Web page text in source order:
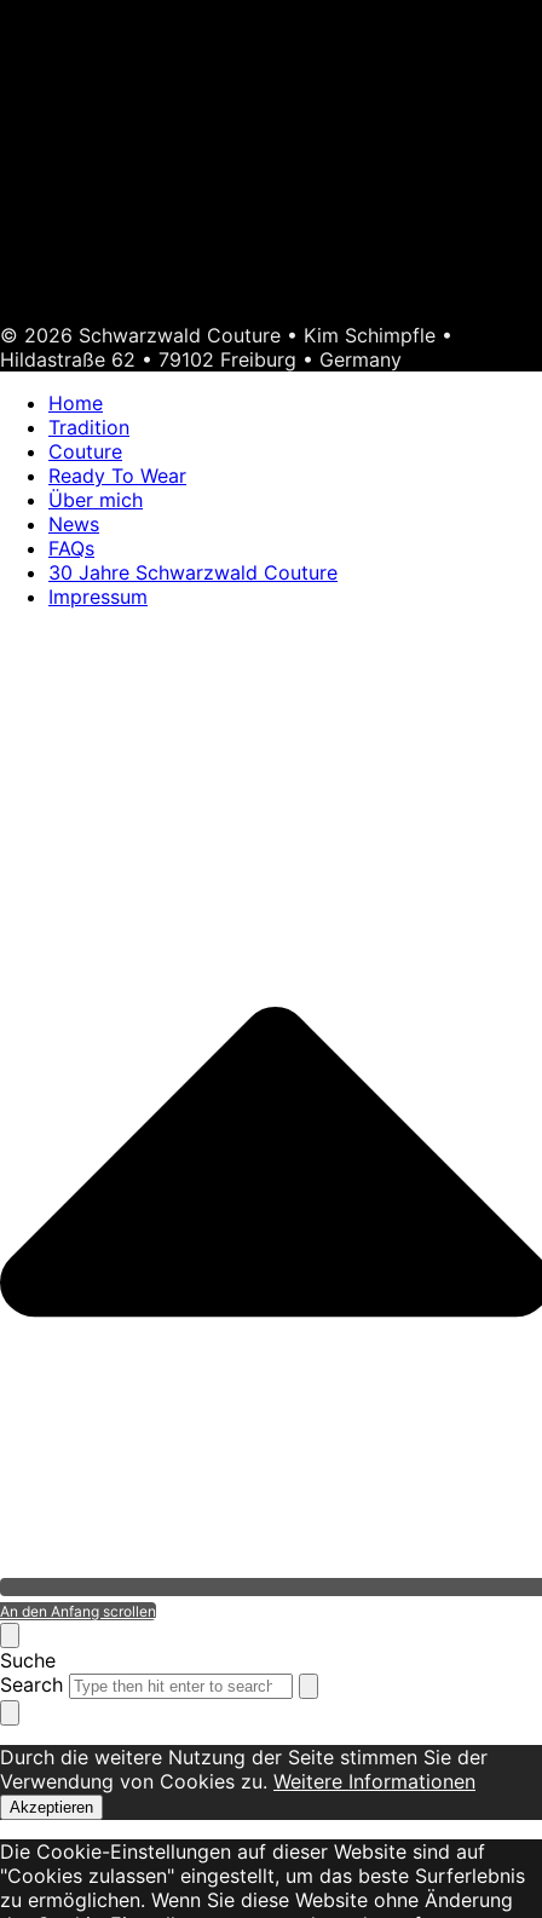
© 2026 Schwarzwald Couture • Kim Schimpfle •
Hildastraße 62 • 79102 Freiburg • Germany
Home
Tradition
Couture
Ready To Wear
Über mich
News
FAQs
30 Jahre Schwarzwald Couture
Impressum
An den Anfang scrollen
Suche
Search
Durch die weitere Nutzung der Seite stimmen Sie der
Verwendung von Cookies zu. Weitere Informationen
Akzeptieren
Die Cookie-Einstellungen auf dieser Website sind auf
"Cookies zulassen" eingestellt, um das beste Surferlebnis
zu ermöglichen. Wenn Sie diese Website ohne Änderung